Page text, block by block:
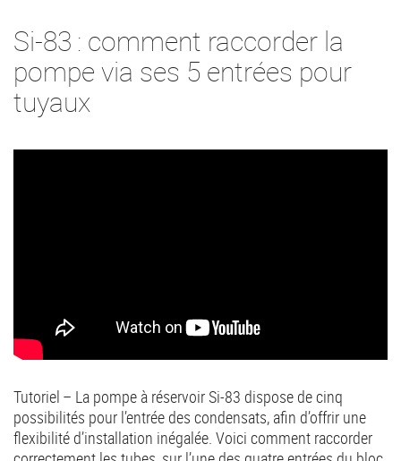
Si-83 : comment raccorder la
pompe via ses 5 entrées pour
tuyaux
Tutoriel – La pompe à réservoir Si-83 dispose de cinq
possibilités pour l’entrée des condensats, afin d’offrir une
flexibilité d’installation inégalée. Voici comment raccorder